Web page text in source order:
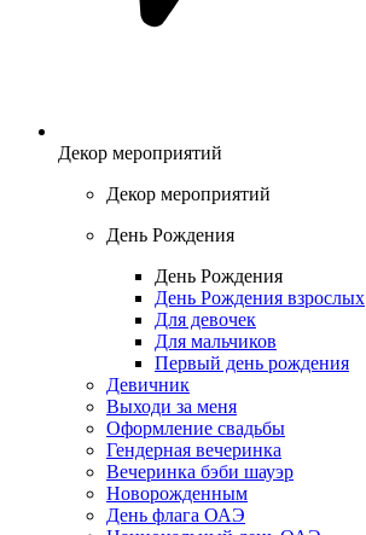
Декор мероприятий
Декор мероприятий
День Рождения
День Рождения
День Рождения взрослых
Для девочек
Для мальчиков
Первый день рождения
Девичник
Выходи за меня
Оформление свадьбы
Гендерная вечеринка
Вечеринка бэби шауэр
Новорожденным
День флага ОАЭ